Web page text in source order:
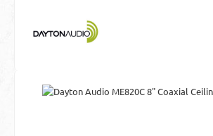
Bildergalerie überspringen